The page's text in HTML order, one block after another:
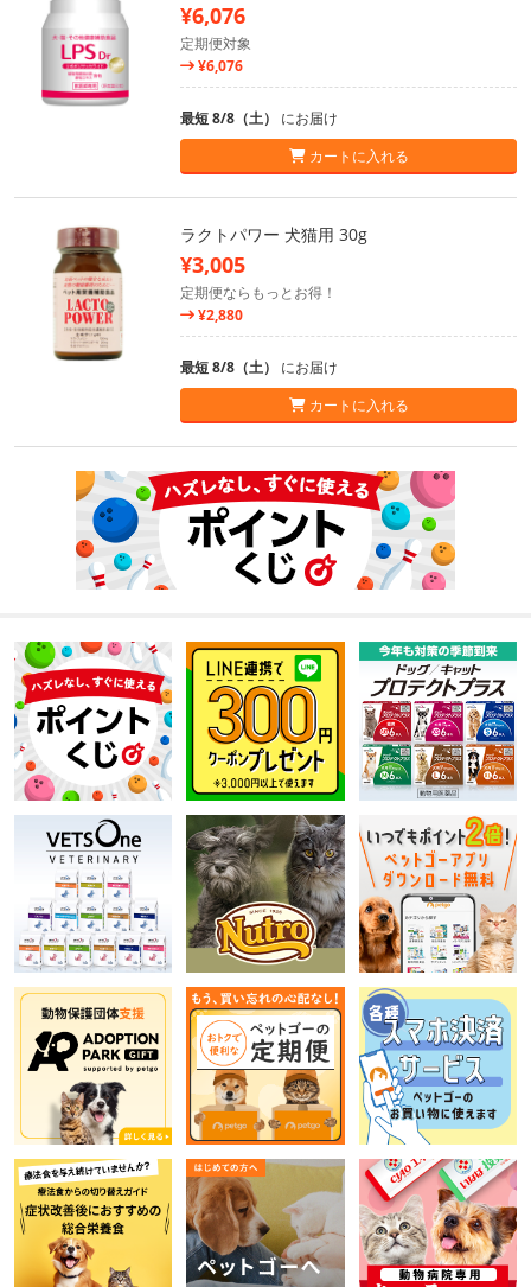
¥6,076
定期便対象
¥6,076
最短 8/8（土） にお届け
カートに入れる
ラクトパワー 犬猫用 30g
¥3,005
定期便ならもっとお得！
¥2,880
最短 8/8（土） にお届け
カートに入れる